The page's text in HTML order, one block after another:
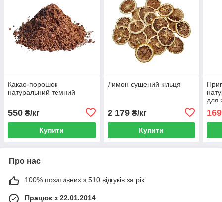
Какао-порошок
натуральний темний
550 ₴/кг
Купити
Лимон сушений кільця
2 179₴/кг
Купити
для
Про нас
100% позитивних з 510 відгуків за рік
Працює з 22.01.2014